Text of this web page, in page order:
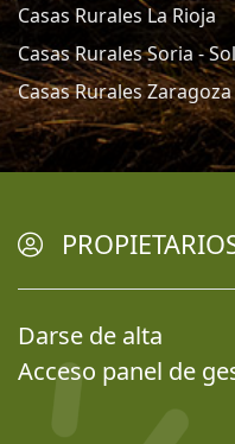
Casas Rurales La Rioja
Casas Rurales Soria -
Casas Rurales Zaragoza
Darse de alta
Acceso panel de